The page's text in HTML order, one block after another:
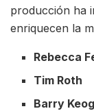
producción ha
enriquecen la
Rebecca
Tim Roth
Barry